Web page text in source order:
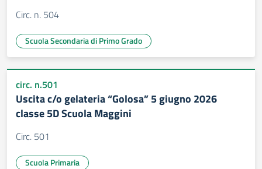
Circ. n. 504
Scuola Secondaria di Primo Grado
circ. n.501
Uscita c/o gelateria “Golosa” 5 giugno 2026
classe 5D Scuola Maggini
Circ. 501
Scuola Primaria